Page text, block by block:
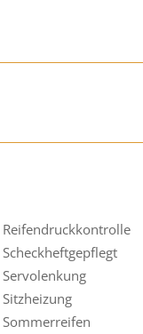
Reifendruckkontrolle
Scheckheftgepflegt
Servolenkung
Sitzheizung
Sommerreifen